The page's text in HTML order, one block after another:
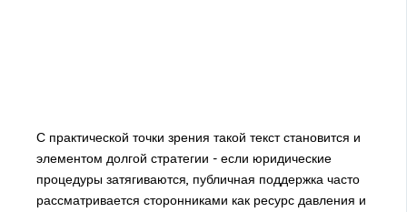
С практической точки зрения такой текст становится и
элементом долгой стратегии - если юридические
процедуры затягиваются, публичная поддержка часто
рассматривается сторонниками как ресурс давления и